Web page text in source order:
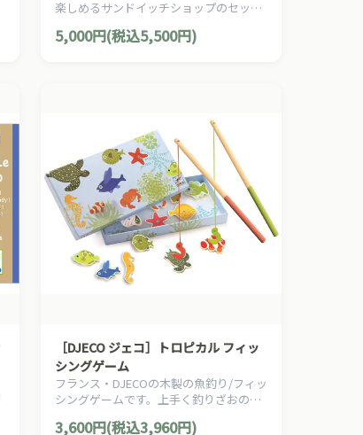
楽しめるサンドイッチショップのセット
く重ねましょう♪
5,000円(税込5,500円)
［DJECO ジェコ］トロピカル フィッ
シングゲーム
フランス・DJECOの木製の魚釣り/フィッ
シングゲームです。上手く釣りざおのマ
上げましょう！
3,600円(税込3,960円)